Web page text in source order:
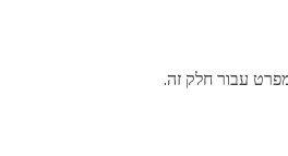
עבור חלק זה.